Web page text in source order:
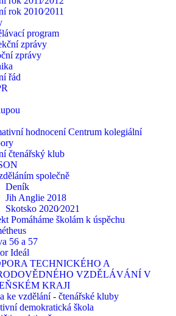
rok 2010⁄2011
program
zprávy
zprávy
řád
hodnocení Centrum kolegiální
čtenářský klub
společně
Deník
Jih Anglie 2018
Skotsko 2020⁄2021
Pomáháme školám k úspěchu
56 a 57
Ideál
TECHNICKÉHO A
VZDĚLÁVÁNÍ V
KRAJI
ke vzdělání - čtenářské kluby
demokratická škola